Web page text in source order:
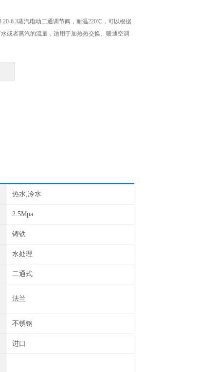
6.3蒸汽电动二通调节阀，耐温220℃，可以根据
或者蒸汽的流量，适用于加热热交换、暖通空调
热水,冷水
2.5Mpa
铸铁
水处理
二通式
法兰
不锈钢
进口